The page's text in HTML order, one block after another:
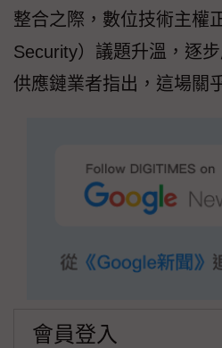
整合之際，數位技術主權
Security）議題升溫，逐
供應鏈業者指出，這場關
會員登入